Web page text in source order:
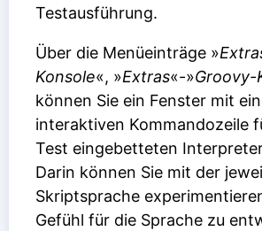
Testausführung.
Über die Menüeinträge »
Konsole«, »Extras«-»Groovy-
können Sie ein Fenster mit
interaktiven Kommandozeile
Test eingebetteten
Darin können Sie mit der
Skriptsprache
Gefühl für die Sprache zu